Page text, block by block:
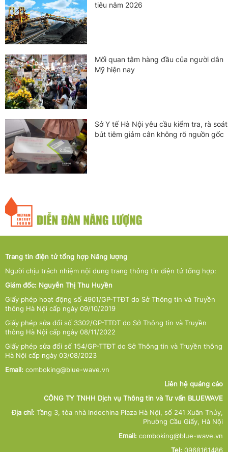
tiêu năm 2026
Mối quan tâm hàng đầu của người dân
Mỹ hiện nay
Sở Y tế Hà Nội yêu cầu kiểm tra, rà soát
bút tiêm giảm cân không rõ nguồn gốc
Trang tin điện tử tổng hợp Năng lượng
Người chịu trách nhiệm nội dung trang thông tin điện tử tổng hợp:
Giám đốc: Nguyễn Thị Thu Huyền
Giấy phép hoạt động số 4901/GP-TTĐT do Sở Thông tin và Truyền
thông Hà Nội cấp ngày 09/10/2019
Giấy phép sửa đổi số 3302/GP-TTĐT do Sở Thông tin và Truyền
thông Hà Nội cấp ngày 08/11/2022
Giấy phép sửa đổi số 154/GP-TTĐT do Sở Thông tin và Truyền thông
Hà Nội cấp ngày 03/08/2023
Email: comboking@blue-wave.vn
Liên hệ quảng cáo
CÔNG TY TNHH Dịch vụ Thông tin và Tư vấn BLUEWAVE
Địa chỉ: Tầng 3, tòa nhà Indochina Plaza Hà Nội, số 241 Xuân Thủy,
Phường Cầu Giấy, Hà Nội
Email: comboking@blue-wave.vn
Tel: 0968161486